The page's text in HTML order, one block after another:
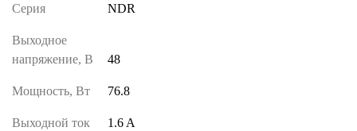
Серия NDR
Выходное
напряжение, В
48
Мощность, Вт 76.8
Выходной ток 1.6 A